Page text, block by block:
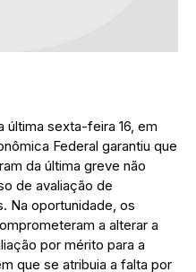
última sexta-feira 16, em
Federal garantiu que
da última greve não
de avaliação de
Na oportunidade, os
a alterar a
por mérito para a
que se atribuia a falta por